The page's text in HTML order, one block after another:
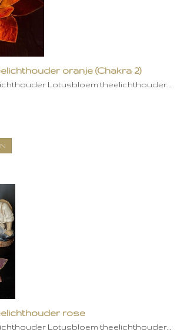
oranje (Chakra 2)
Lotusbloem theelichthouder…
rose
Lotusbloem theelichthouder…